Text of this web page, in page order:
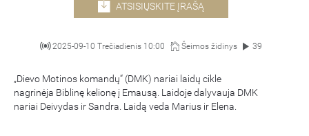
ATSISIŲSKITE ĮRAŠĄ
2025-09-10 Trečiadienis 10:00 Šeimos židinys 39
„Dievo Motinos komandų“ (DMK) nariai laidų cikle
nagrinėja Biblinę kelionę į Emausą. Laidoje dalyvauja DMK
nariai Deivydas ir Sandra. Laidą veda Marius ir Elena.